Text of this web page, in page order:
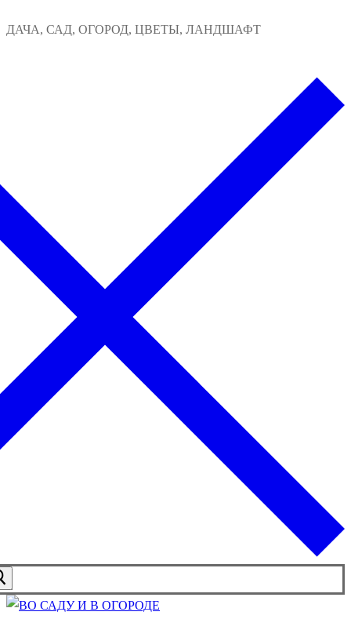
к
ДАЧА, САД, ОГОРОД, ЦВЕТЫ, ЛАНДШАФТ